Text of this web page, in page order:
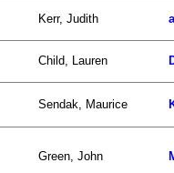
Kerr, Judith
Child, Lauren
Sendak, Maurice
Green, John